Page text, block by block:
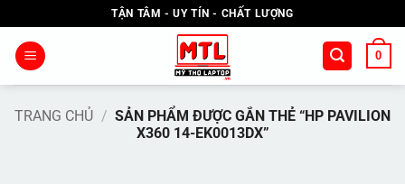
qua
nội
TẬN TÂM - UY TÍN - CHẤT LƯỢNG
0
TRANG CHỦ / SẢN PHẨM ĐƯỢC GẮN THẺ “HP PAVILION
X360 14-EK0013DX”